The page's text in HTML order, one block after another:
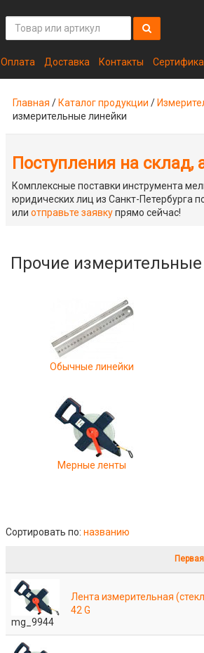
Оплата Доставка Контакты
Главная / Каталог продукции /
измерительные линейки
Поступления на склад,
Комплексные поставки инструмента
юридических лиц из Санкт-Петербурга
или отправьте заявкупрямо сейчас!
Прочие
Обычные линейки
Мерные ленты
Сортировать по: названию
Первая
mg_9944
Лента измерительная
42 G